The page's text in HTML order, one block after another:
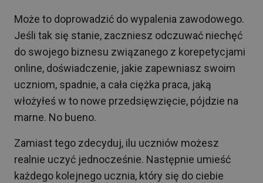
Może to doprowadzić do wypalenia zawodowego.
Jeśli tak się stanie, zaczniesz odczuwać niechęć
do swojego biznesu związanego z korepetycjami
online, doświadczenie, jakie zapewniasz swoim
uczniom, spadnie, a cała ciężka praca, jaką
włożyłeś w to nowe przedsięwzięcie, pójdzie na
marne. No bueno.
Zamiast tego zdecyduj, ilu uczniów możesz
realnie uczyć jednocześnie. Następnie umieść
każdego kolejnego ucznia, który się do ciebie